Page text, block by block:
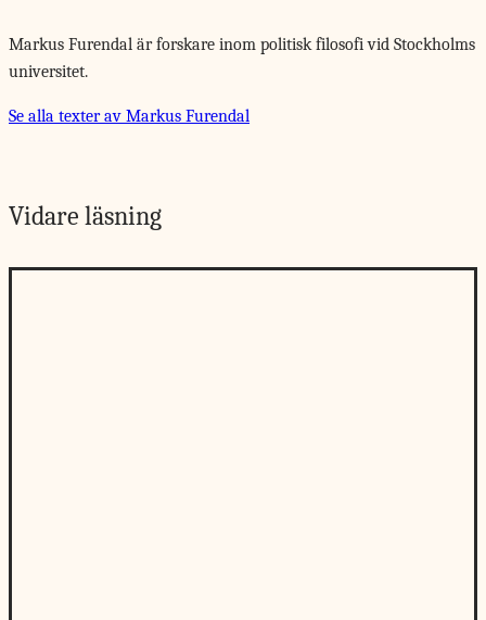
Markus Furendal är forskare inom politisk filosofi vid Stockholms
universitet.
Se alla texter av Markus Furendal
Vidare läsning